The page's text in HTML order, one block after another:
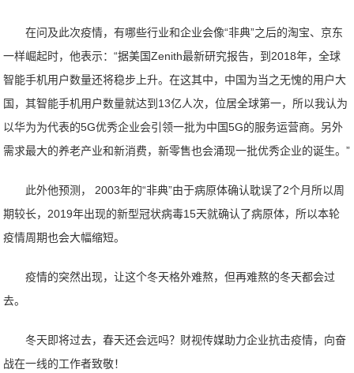
在问及此次疫情，有哪些行业和企业会像“非典”之后的淘宝、京东
一样崛起时，他表示：“据美国Zenith最新研究报告，到2018年，全球
智能手机用户数量还将稳步上升。在这其中，中国为当之无愧的用户大
国，其智能手机用户数量就达到13亿人次，位居全球第一，所以我认为
以华为为代表的5G优秀企业会引领一批为中国5G的服务运营商。另外
需求最大的养老产业和新消费，新零售也会涌现一批优秀企业的诞生。”
此外他预测， 2003年的“非典”由于病原体确认耽误了2个月所以周
期较长，2019年出现的新型冠状病毒15天就确认了病原体，所以本轮
疫情周期也会大幅缩短。
疫情的突然出现，让这个冬天格外难熬，但再难熬的冬天都会过
去。
冬天即将过去，春天还会远吗？财视传媒助力企业抗击疫情，向奋
战在一线的工作者致敬！